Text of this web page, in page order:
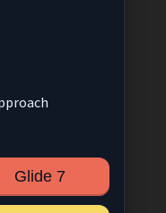
Glide 7